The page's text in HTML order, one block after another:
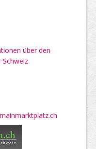
über den
Schweiz